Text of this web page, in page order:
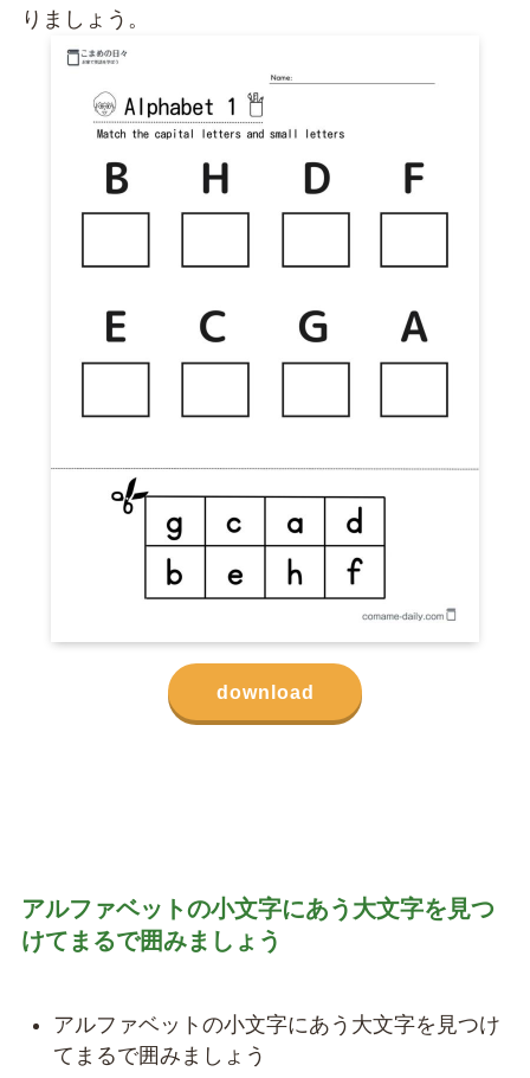
りましょう。
download
アルファベットの小文字にあう大文字を見つ
けてまるで囲みましょう
アルファベットの小文字にあう大文字を見つけ
てまるで囲みましょう